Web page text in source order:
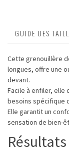
GUIDE DES
Cette grenouillère
longues, offre une
devant.
Facile à enfiler,
besoins spécifique
Elle garantit un
sensation de bien-